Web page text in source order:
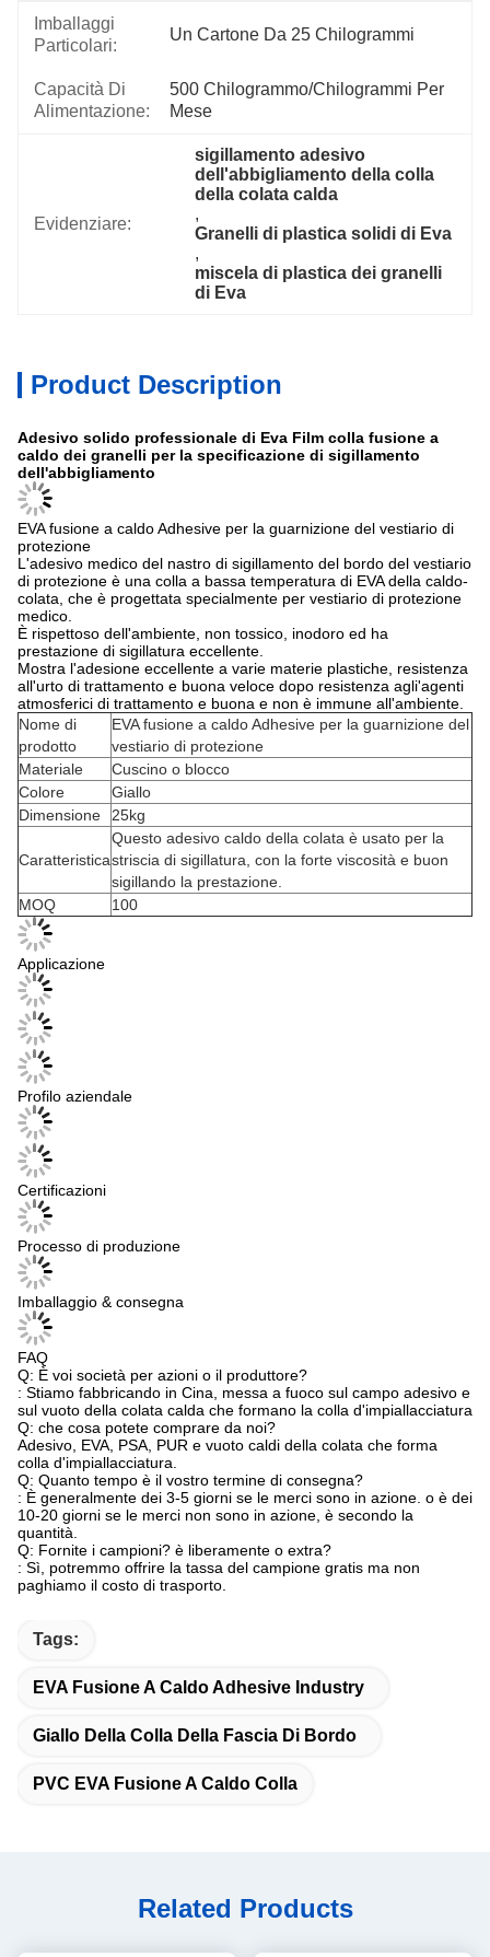
Imballaggi
Particolari:
Un Cartone Da 25 Chilogrammi
Capacità Di
Alimentazione:
500 Chilogrammo/chilogrammi Per
Mese
Evidenziare:
sigillamento adesivo
dell'abbigliamento della colla
della colata calda
,
Granelli di plastica solidi di Eva
,
miscela di plastica dei granelli
di Eva
Product Description
Adesivo solido professionale di Eva Film colla fusione a
caldo dei granelli per la specificazione di sigillamento
dell'abbigliamento
EVA fusione a caldo Adhesive per la guarnizione del vestiario di
protezione
L'adesivo medico del nastro di sigillamento del bordo del vestiario
di protezione è una colla a bassa temperatura di EVA della caldo-
colata, che è progettata specialmente per vestiario di protezione
medico.
È rispettoso dell'ambiente, non tossico, inodoro ed ha
prestazione di sigillatura eccellente.
Mostra l'adesione eccellente a varie materie plastiche, resistenza
all'urto di trattamento e buona veloce dopo resistenza agli'agenti
atmosferici di trattamento e buona e non è immune all'ambiente.
Nome di
prodotto
EVA fusione a caldo Adhesive per la guarnizione del
vestiario di protezione
Materiale
Cuscino o blocco
Colore
Giallo
Dimensione
25kg
Caratteristica
Questo adesivo caldo della colata è usato per la
striscia di sigillatura, con la forte viscosità e buon
sigillando la prestazione.
MOQ
100
Applicazione
Profilo aziendale
Certificazioni
Processo di produzione
Imballaggio & consegna
FAQ
Q: È voi società per azioni o il produttore?
: Stiamo fabbricando in Cina, messa a fuoco sul campo adesivo e
sul vuoto della colata calda che formano la colla d'impiallacciatura
Q: che cosa potete comprare da noi?
Adesivo, EVA, PSA, PUR e vuoto caldi della colata che forma
colla d'impiallacciatura.
Q: Quanto tempo è il vostro termine di consegna?
: È generalmente dei 3-5 giorni se le merci sono in azione. o è dei
10-20 giorni se le merci non sono in azione, è secondo la
quantità.
Q: Fornite i campioni? è liberamente o extra?
: Sì, potremmo offrire la tassa del campione gratis ma non
paghiamo il costo di trasporto.
Tags:
EVA Fusione A Caldo Adhesive Industry
Giallo Della Colla Della Fascia Di Bordo
PVC EVA Fusione A Caldo Colla
Related Products